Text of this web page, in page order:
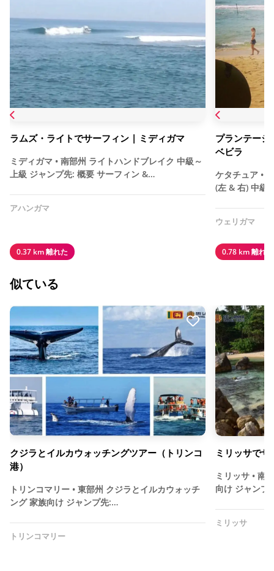
ラムズ・ライトでサーフィン | ミディガマ
ミディガマ • 南部州 ライトハンドブレイク 中級～
上級 ジャンプ先: 概要 サーフィン &…
アハンガマ
0.37 km 離れた
プランテー
ベビラ
ケタチュア •
(左 & 右) 中級
ウェリガマ
0.78 km 離れた
似ている
クジラとイルカウォッチングツアー（トリンコ
港）
トリンコマリー • 東部州 クジラとイルカウォッチ
ング 家族向け ジャンプ先:…
トリンコマリー
ミリッサでサ
ミリッサ • 南
向け ジャンプ
ミリッサ